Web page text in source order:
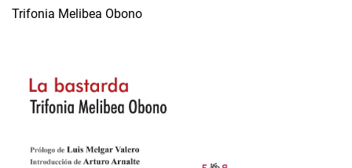
Trifonia Melibea Obono